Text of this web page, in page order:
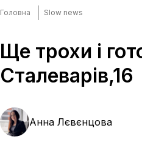
Головна Slow news
Ще трохи і
Сталеварів,16
Анна Лєвєнцова